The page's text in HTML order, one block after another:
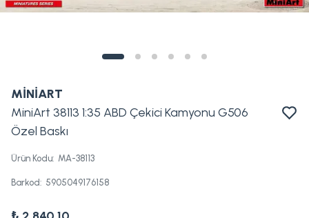
MİNİART
MiniArt 38113 1:35 ABD Çekici Kamyonu G506
Özel Baskı
Ürün Kodu: MA-38113
Barkod: 5905049176158